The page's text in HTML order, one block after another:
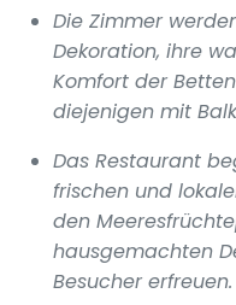
Die Zimmer
Dekoration, ihre
Komfort der
diejenigen mit
Das Restaurant
frischen und
den
hausgemachten
Besucher erfreuen.